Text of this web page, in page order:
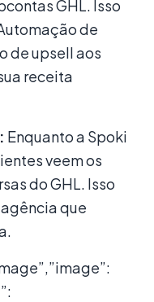
GHL. Isso
de
de upsell aos
receita
Enquanto a Spoki
veem os
do GHL. Isso
que